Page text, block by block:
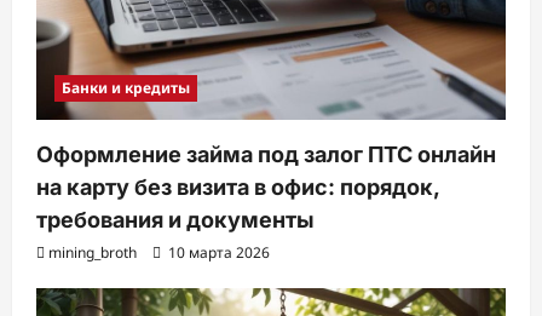
Банки и кредиты
Оформление займа под залог ПТС онлайн
на карту без визита в офис: порядок,
требования и документы
mining_broth 10 марта 2026